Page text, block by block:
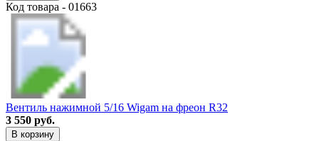
Код товара - 01663
Вентиль нажимной 5/16 Wigam на фреон R32
3 550 руб.
В корзину